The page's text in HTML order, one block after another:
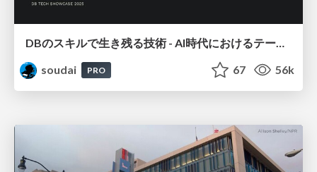
soudai
PRO 67 56k